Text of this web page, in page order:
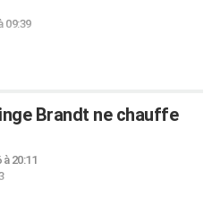
09:39
Brandt ne chauffe
à 20:11